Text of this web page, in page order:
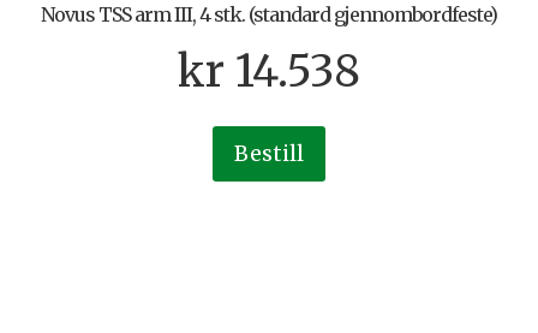
Novus TSS arm III, 4 stk. (standard gjennombordfeste)
kr 14.538
Bestill